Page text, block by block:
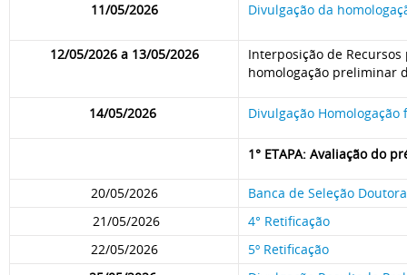
11/05/2026 Divulgação da
12/05/2026 a 13/05/2026
Interposição de
homologação preliminar
14/05/2026 Divulgação
1° ETAPA: Avaliação do
20/05/2026
Banca de Seleção
21/05/2026
4° Retificação
22/05/2026
5º Retificação